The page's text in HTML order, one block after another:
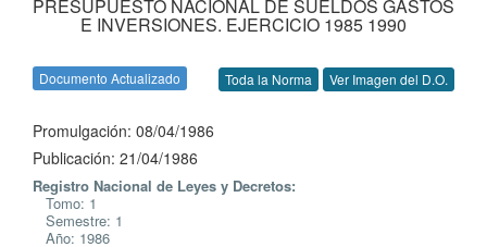
PRESUPUESTO NACIONAL DE SUELDOS GASTOS
E INVERSIONES. EJERCICIO 1985 1990
Documento Actualizado Toda la Norma Ver Imagen del D.O.
Promulgación: 08/04/1986
Publicación: 21/04/1986
Registro Nacional de Leyes y Decretos:
Tomo: 1
Semestre: 1
Año: 1986